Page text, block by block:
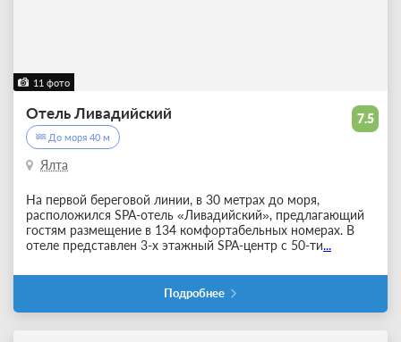
11 фото
7.5
Отель Ливадийский
До моря 40 м
Ялта
На первой береговой линии, в 30 метрах до моря,
расположился SPA-отель «Ливадийский», предлагающий
гостям размещение в 134 комфортабельных номерах. В
отеле представлен 3-х этажный SPA-центр с 50-ти...
Подробнее